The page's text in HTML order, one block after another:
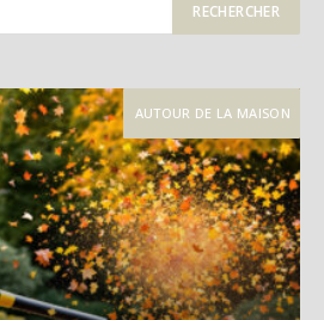
AUTOUR DE LA MAISON